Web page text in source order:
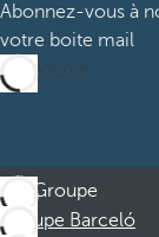
Abonnez-vous à
votre boite mail
M’abonner
Groupe
Groupe Barceló